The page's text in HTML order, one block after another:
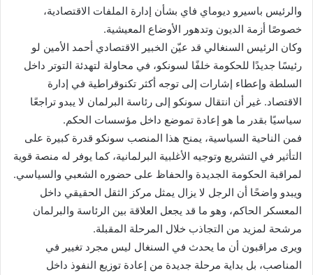
والرئيس باسيرو ديوماي فاي بشأن إدارة الملفات الاقتصادية،
خصوصًا أزمة الديون وتدهور الأوضاع المعيشية.
وكان الرئيس السنغالي قد عيّن الخبير الاقتصادي أحمد الأمين لو
رئيسًا جديدًا للحكومة خلفًا لسونكو، في محاولة لتهدئة التوتر داخل
السلطة وإعطاء إشارات إلى توجه أكثر تكنوقراطية في إدارة
الاقتصاد. غير أن انتقال سونكو إلى رئاسة البرلمان لا يبدو تراجعًا
سياسيًا بقدر ما هو إعادة تموضع داخل مؤسسات الحكم.
فمن الناحية السياسية، يمنح هذا المنصب سونكو قدرة كبيرة على
التأثير في التشريع وتوجيه الأغلبية البرلمانية، كما يوفر له منصة قوية
لمراقبة الحكومة الجديدة والحفاظ على حضوره الشعبي والسياسي.
ويبدو واضحًا أن الرجل لا يزال يمثل مركز الثقل الحقيقي داخل
المعسكر الحاكم، وهو ما قد يجعل العلاقة بين الرئاسة والبرلمان
مرشحة لمزيد من التجاذب خلال المرحلة المقبلة.
ويرى مراقبون أن ما يحدث في السنغال ليس مجرد تغيير في
المناصب، بل بداية مرحلة جديدة من إعادة توزيع النفوذ داخل